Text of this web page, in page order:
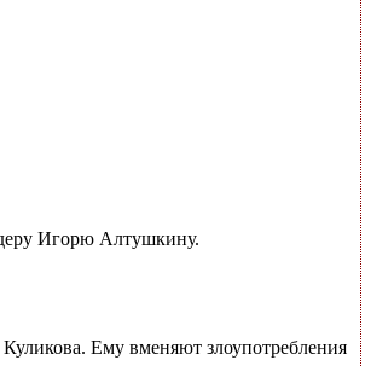
Игорю Алтушкину.
Ему вменяют злоупотребления